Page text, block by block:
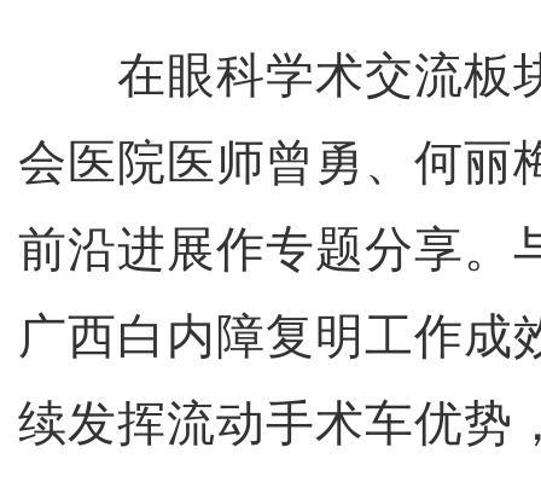
在眼科学术交流板
会医院医师曾勇、何丽
前沿进展作专题分享。
广西白内障复明工作成
续发挥流动手术车优势